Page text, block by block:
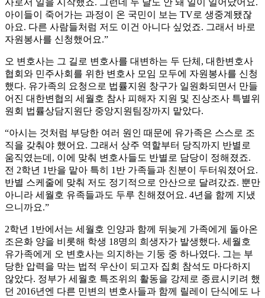
사로서 일을 시작했죠. 그런데 두 달도 안 돼 일이 일어났어요.
아이들이 죽어가는 과정이 온 국민이 보는 TV로 생중계됐잖
아요. 다른 사람들처럼 저도 이건 아니다 싶었죠. 그래서 바로
자원봉사를 신청했어요.”
오 변호사는 그 길로 변호사를 대변하는 두 단체, 대한변호사
협회와 민주사회를 위한 변호사 모임 모두에 자원봉사를 신청
했다. 유가족의 요청으로 법률지원 창구가 일원화되면서 만들
어진 대한변협의 세월호 참사 피해자 지원 및 진상조사 특별위
원회 법률상담지원단 중앙지원팀장까지 맡았다.
“아시는 것처럼 부당한 여러 원인 때문에 유가족은 스스로 조
직을 갖춰야 했어요. 그래서 상주 역할부터 당직까지 반별로
움직였는데, 이에 맞춰 변호사들도 반별로 담당이 정해졌죠.
전 2학년 1반을 맡아 특히 1반 가족들과 친분이 두터워졌어요.
반별 스케줄에 맞춰 저도 정기적으로 안산으로 달려갔죠. 뿐만
아니라 세월호 유족들과도 두루 친해졌어요. 4년을 함께 지냈
으니까요.”
2학년 1반에서는 세월호 인양과 함께 뒤늦게 가족에게 돌아온
조은화 양을 비롯해 학생 18명의 희생자가 발생했다. 세월호
유가족에게 오 변호사는 의지하는 기둥 중 하나였다. 그는 부
당한 압력을 막는 법적 우산이 되고자 집회 참석도 마다하지
않았다. 정부가 세월호 특조위의 활동을 강제로 종료시키려 했
던 2016년엔 다른 민변의 변호사들과 함께 릴레이 단식에도 나